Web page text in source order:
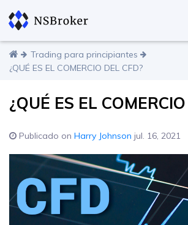
Trading para principiantes
¿QUÉ ES EL COMERCIO DEL CFD?
¿QUÉ ES EL
Publicado on Harry Johnson jul. 16, 2021